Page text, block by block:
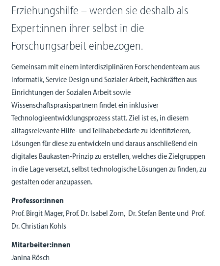
Erziehungshilfe – werden sie deshalb als
Expert:innen ihrer selbst in die
Forschungsarbeit einbezogen.
Gemeinsam mit einem interdisziplinären Forschendenteam aus
Informatik, Service Design und Sozialer Arbeit, Fachkräften aus
Einrichtungen der Sozialen Arbeit sowie
Wissenschaftspraxispartnern findet ein inklusiver
Technologieentwicklungsprozess statt. Ziel ist es, in diesem
alltagsrelevante Hilfe- und Teilhabebedarfe zu identifizieren,
Lösungen für diese zu entwickeln und daraus anschließend ein
digitales Baukasten-Prinzip zu erstellen, welches die Zielgruppen
in die Lage versetzt, selbst technologische Lösungen zu finden, zu
gestalten oder anzupassen.
Professor:innen
Prof. Birgit Mager, Prof. Dr. Isabel Zorn, Dr. Stefan Bente und Prof.
Dr. Christian Kohls
Mitarbeiter:innen
Janina Rösch